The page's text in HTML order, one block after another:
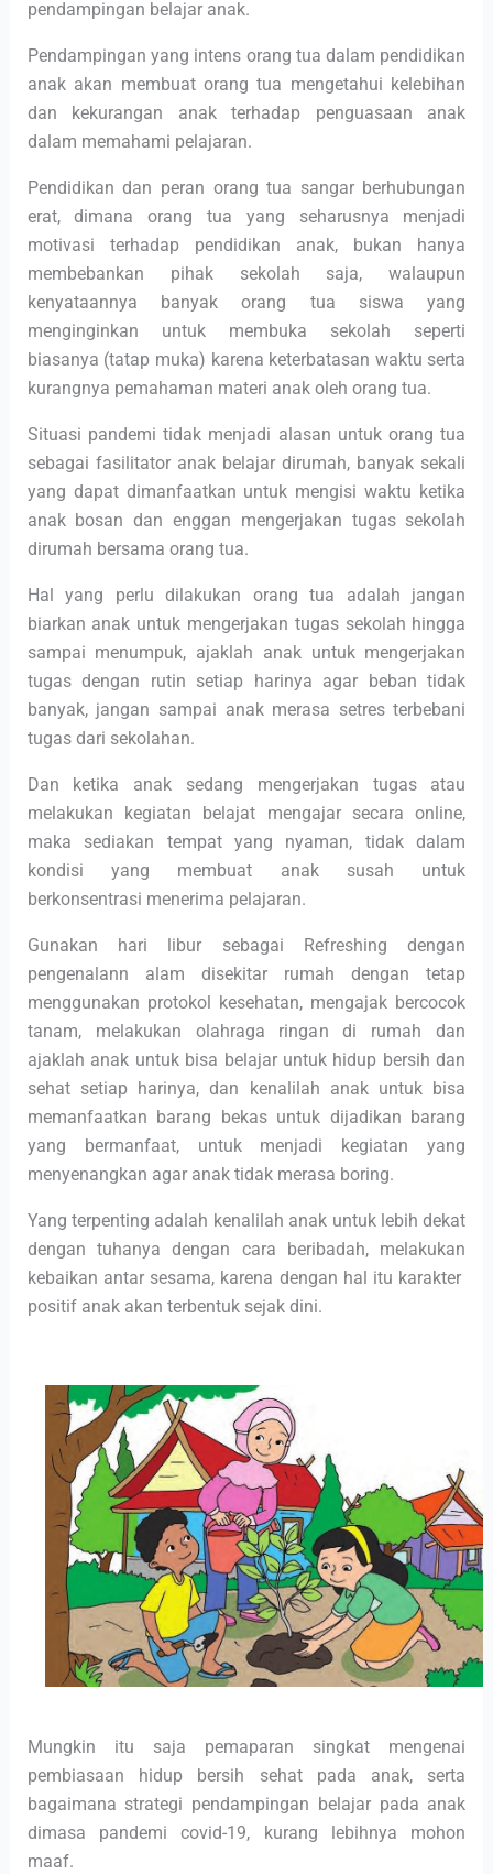
pendampingan belajar anak.
Pendampingan yang intens orang tua dalam pendidikan
anak akan membuat orang tua mengetahui kelebihan
dan kekurangan anak terhadap penguasaan anak
dalam memahami pelajaran.
Pendidikan dan peran orang tua sangar berhubungan
erat, dimana orang tua yang seharusnya menjadi
motivasi terhadap pendidikan anak, bukan hanya
membebankan pihak sekolah saja, walaupun
kenyataannya banyak orang tua siswa yang
menginginkan untuk membuka sekolah seperti
biasanya (tatap muka) karena keterbatasan waktu serta
kurangnya pemahaman materi anak oleh orang tua.
Situasi pandemi tidak menjadi alasan untuk orang tua
sebagai fasilitator anak belajar dirumah, banyak sekali
yang dapat dimanfaatkan untuk mengisi waktu ketika
anak bosan dan enggan mengerjakan tugas sekolah
dirumah bersama orang tua.
Hal yang perlu dilakukan orang tua adalah jangan
biarkan anak untuk mengerjakan tugas sekolah hingga
sampai menumpuk, ajaklah anak untuk mengerjakan
tugas dengan rutin setiap harinya agar beban tidak
banyak, jangan sampai anak merasa setres terbebani
tugas dari sekolahan.
Dan ketika anak sedang mengerjakan tugas atau
melakukan kegiatan belajat mengajar secara online,
maka sediakan tempat yang nyaman, tidak dalam
kondisi yang membuat anak susah untuk
berkonsentrasi menerima pelajaran.
Gunakan hari libur sebagai Refreshing dengan
pengenalann alam disekitar rumah dengan tetap
menggunakan protokol kesehatan, mengajak bercocok
tanam, melakukan olahraga ringan di rumah dan
ajaklah anak untuk bisa belajar untuk hidup bersih dan
sehat setiap harinya, dan kenalilah anak untuk bisa
memanfaatkan barang bekas untuk dijadikan barang
yang bermanfaat, untuk menjadi kegiatan yang
menyenangkan agar anak tidak merasa boring.
Yang terpenting adalah kenalilah anak untuk lebih dekat
dengan tuhanya dengan cara beribadah, melakukan
kebaikan antar sesama, karena dengan hal itu karakter
positif anak akan terbentuk sejak dini.
Mungkin itu saja pemaparan singkat mengenai
pembiasaan hidup bersih sehat pada anak, serta
bagaimana strategi pendampingan belajar pada anak
dimasa pandemi covid-19, kurang lebihnya mohon
maaf.